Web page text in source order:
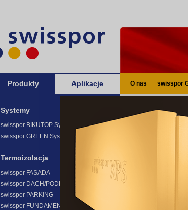
Produkty Aplikacje
Systemy
swisspor BIKUTOP System -
swisspor GREEN System -
Termoizolacja
swisspor FASADA
swisspor DACH/PODŁOGA
swisspor PARKING
swisspor FUNDAMENT
O nas swisspor
Jak
Nie wiesz, jaki
wybrać szybko i